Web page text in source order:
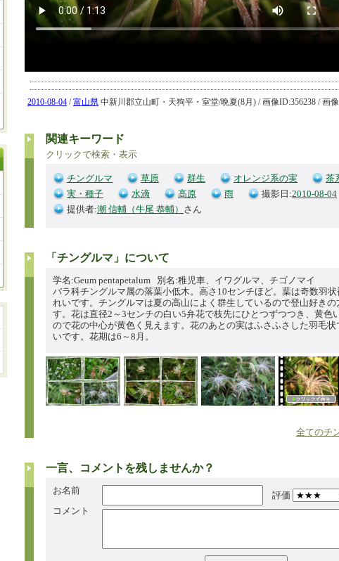
2010-08-04 /富山県 中新川郡立山町・天狗平・室堂/晩夏(8月) / 画像ID:356238 / 画
関連キーワード
クリックで検索・表示
チングルマ 草原 群生 オレンジ系の実
茶
実・種子
水滴 高原 雨 撮影日:2010-08-04
提供者:潮 信輔（牛尾 恭輔） さん
「チングルマ」について
学名:Geum pentapetalum 別名:稚児車、イワグルマ、チゴノマイ
バラ科チングルマ属の落葉小低木。高さ10センチほど。葉は奇数羽
れいです。チングルマは夏の高山によく群生しているので登山好き
す。花は直径2～3センチの白い5弁花で枝先にひとつずつつき、黄色
ので花の中心が黄色く見えます。花のあとの実はふさふさした羽毛
いです。花期は6～8月。
全てのチ
一言、コメントを残しませんか？
お名前
評価
コメント